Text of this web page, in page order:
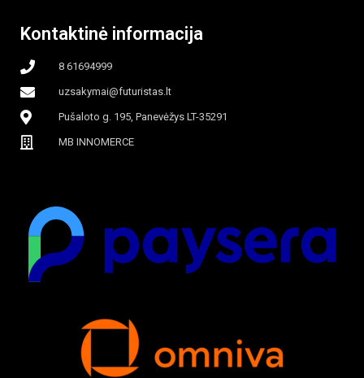
Kontaktinė informacija
8 61694999
uzsakymai@futuristas.lt
Pušaloto g. 195, Panevėžys LT-35291
MB INNOMERCE